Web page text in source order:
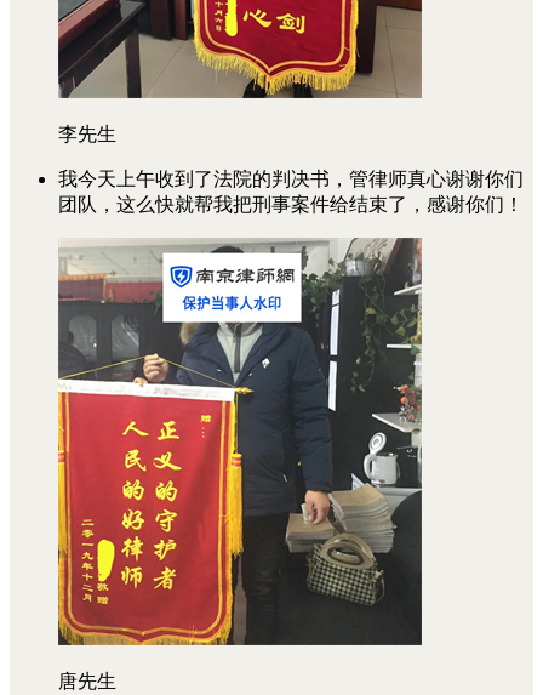
李先生
我今天上午收到了法院的判决书，管律师真心谢谢你们
团队，这么快就帮我把刑事案件给结束了，感谢你们！
唐先生